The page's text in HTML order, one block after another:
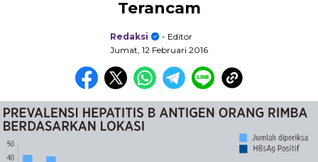
Terancam
Redaksi
- Editor
Jumat, 12 Februari 2016